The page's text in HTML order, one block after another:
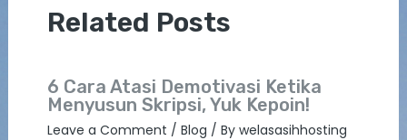
Related Posts
6 Cara Atasi Demotivasi Ketika
Menyusun Skripsi, Yuk Kepoin!
Leave a Comment / Blog / By welasasihhosting